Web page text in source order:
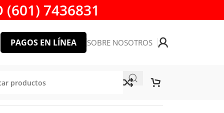
(601) 7436831
PAGOS EN LÍNEA SOBRE NOSOTROS